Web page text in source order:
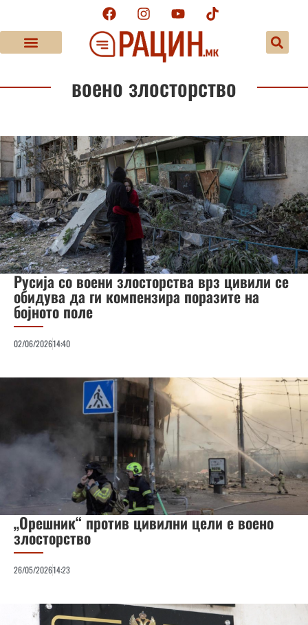
воено злосторство
Русија со воени злосторства врз цивили се
обидува да ги компензира поразите на
бојното поле
02/06/202614:40
„Орешник“ против цивилни цели е воено
злосторство
26/05/202614:23